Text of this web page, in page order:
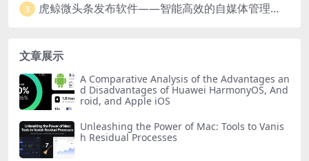
3 虎鲸微头条发布软件——智能高效的自媒体管理工具
文章展示
A Comparative Analysis of the Advantages an
d Disadvantages of Huawei HarmonyOS, And
roid, and Apple iOS
Unleashing the Power of Mac: Tools to Vanis
h Residual Processes